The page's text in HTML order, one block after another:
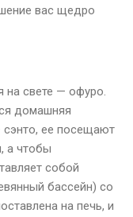
вас щедро
свете — офуро.
домашняя
ее посещают
а чтобы
собой
бассейн) со
на печь, и